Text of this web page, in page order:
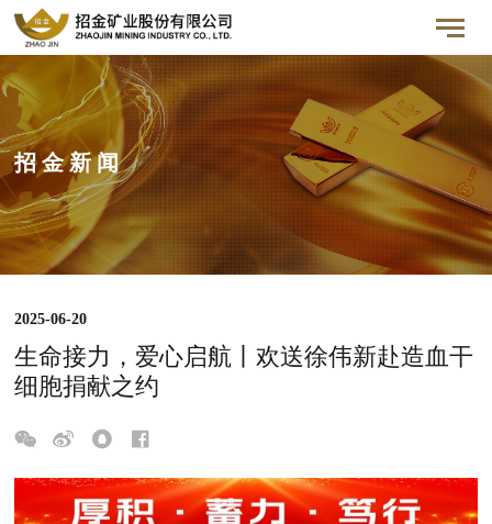
招 金 新 闻
2025-06-20
生命接力，爱心启航丨欢送徐伟新赴造血干
细胞捐献之约